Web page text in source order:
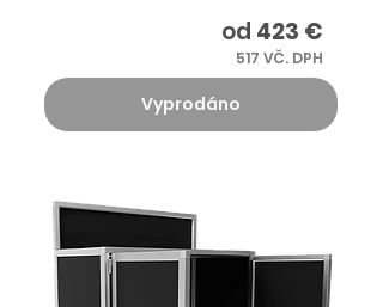
od 423 €
517 VČ. DPH
Vyprodáno